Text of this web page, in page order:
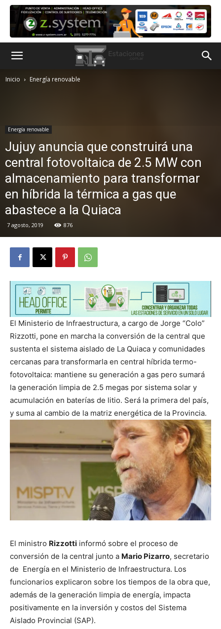
Inicio Energía renovable
Energía renovable
Jujuy anuncia que construirá una
central fotovoltaica de 2.5 MW con
almacenamiento para transformar
en híbrida la térmica a gas que
abastece a la Quiaca
7 agosto, 2019 876
El Ministerio de Infraestructura, a cargo de Jorge “Colo”
Rizzotti, pone en marcha la conversión de la central que
sustenta el sistema aislado de La Quiaca y comunidades
cercanas para transformarla en central híbrida termo-
fotovoltaica: mantiene su generación a gas pero sumará
la generación limpia de 2.5 megas por sistema solar y
acumulación en baterías de litio. Será la primera del país,
y suma al cambio de la matriz energética de la Provincia.
El ministro Rizzotti informó sobre el proceso de
conversión de la central junto a Mario Pizarro, secretario
de Energía en el Ministerio de Infraestructura. Los
funcionarios explicaron sobre los tiempos de la obra que,
además de la generación limpia de energía, impacta
positivamente en la inversión y costos del Sistema
Aislado Provincial (SAP).